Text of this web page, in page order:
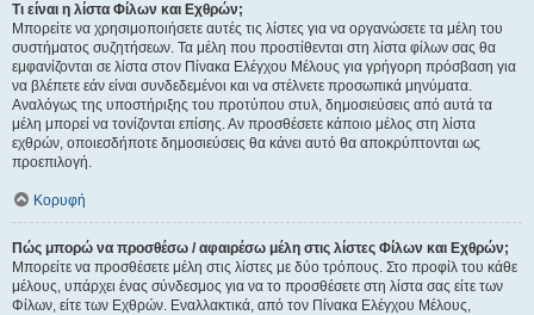
Τι είναι η λίστα Φίλων και Εχθρών;
Μπορείτε να χρησιμοποιήσετε αυτές τις λίστες για να οργανώσετε τα μέλη του
συστήματος συζητήσεων. Τα μέλη που προστίθενται στη λίστα φίλων σας θα
εμφανίζονται σε λίστα στον Πίνακα Ελέγχου Μέλους για γρήγορη πρόσβαση για
να βλέπετε εάν είναι συνδεδεμένοι και να στέλνετε προσωπικά μηνύματα.
Αναλόγως της υποστήριξης του προτύπου στυλ, δημοσιεύσεις από αυτά τα
μέλη μπορεί να τονίζονται επίσης. Αν προσθέσετε κάποιο μέλος στη λίστα
εχθρών, οποιεσδήποτε δημοσιεύσεις θα κάνει αυτό θα αποκρύπτονται ως
προεπιλογή.
Κορυφή
Πώς μπορώ να προσθέσω / αφαιρέσω μέλη στις λίστες Φίλων και Εχθρών;
Μπορείτε να προσθέσετε μέλη στις λίστες με δύο τρόπους. Στο προφίλ του κάθε
μέλους, υπάρχει ένας σύνδεσμος για να το προσθέσετε στη λίστα σας είτε των
Φίλων, είτε των Εχθρών. Εναλλακτικά, από τον Πίνακα Ελέγχου Μέλους,